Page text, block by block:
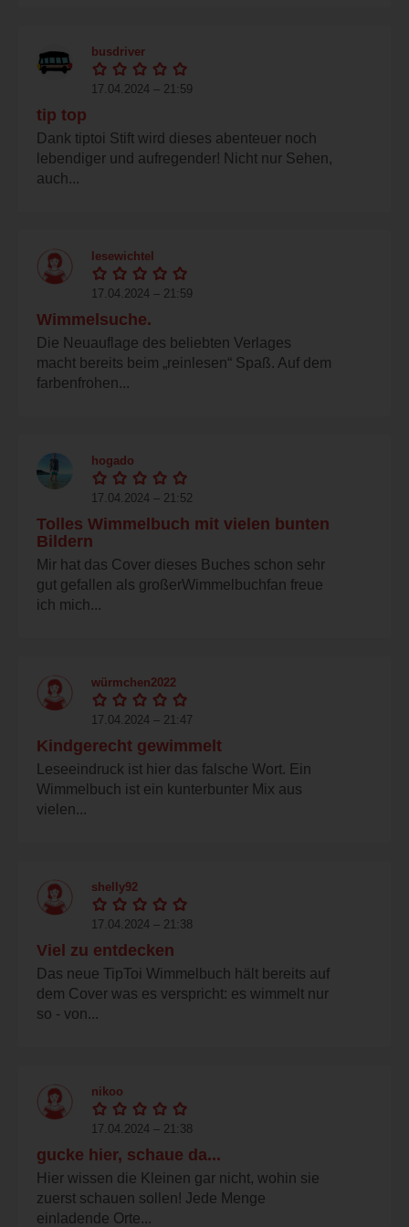
busdriver
17.04.2024 – 21:59
tip top
Dank tiptoi Stift wird dieses abenteuer noch
lebendiger und aufregender! Nicht nur Sehen,
auch...
lesewichtel
17.04.2024 – 21:59
Wimmelsuche.
Die Neuauflage des beliebten Verlages
macht bereits beim „reinlesen“ Spaß. Auf dem
farbenfrohen...
hogado
17.04.2024 – 21:52
Tolles Wimmelbuch mit vielen bunten
Bildern
Mir hat das Cover dieses Buches schon sehr
gut gefallen als großerWimmelbuchfan freue
ich mich...
würmchen2022
17.04.2024 – 21:47
Kindgerecht gewimmelt
Leseeindruck ist hier das falsche Wort. Ein
Wimmelbuch ist ein kunterbunter Mix aus
vielen...
shelly92
17.04.2024 – 21:38
Viel zu entdecken
Das neue TipToi Wimmelbuch hält bereits auf
dem Cover was es verspricht: es wimmelt nur
so - von...
nikoo
17.04.2024 – 21:38
gucke hier, schaue da...
Hier wissen die Kleinen gar nicht, wohin sie
zuerst schauen sollen! Jede Menge
einladende Orte...